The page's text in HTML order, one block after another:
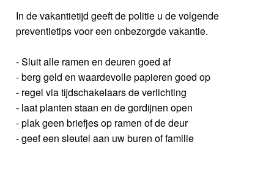
In de vakantietijd geeft de politie u de volgende
preventietips voor een onbezorgde vakantie.
- Sluit alle ramen en deuren goed af
- berg geld en waardevolle papieren goed op
- regel via tijdschakelaars de verlichting
- laat planten staan en de gordijnen open
- plak geen briefjes op ramen of de deur
- geef een sleutel aan uw buren of familie